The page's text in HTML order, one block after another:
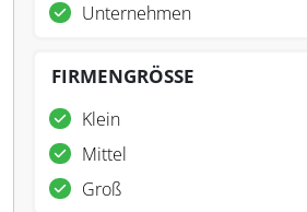
Unternehmen
FIRMENGRÖSSE
Klein
Mittel
Groß